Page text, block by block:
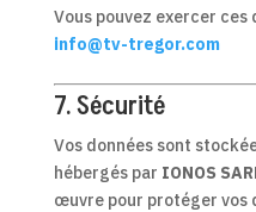
Vous pouvez exercer
info@tv-tregor.com
7. Sécurité
Vos données sont
hébergés par IONOS
œuvre pour protéger vos